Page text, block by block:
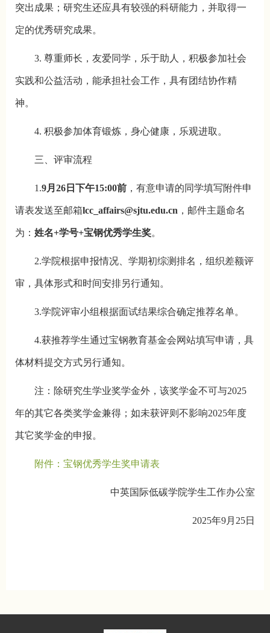
突出成果；研究生还应具有较强的科研能力，并取得一
定的优秀研究成果。
3. 尊重师长，友爱同学，乐于助人，积极参加社会
实践和公益活动，能承担社会工作，具有团结协作精
神。
4. 积极参加体育锻炼，身心健康，乐观进取。
三、评审流程
1.9月26日下午15:00前 ，有意申请的同学填写附件申
请表发送至邮箱lcc_affairs@sjtu.edu.cn ，邮件主题命名
为： 姓名+学号+宝钢优秀学生奖。
2.学院根据申报情况、学期初综测排名，组织差额评
审，具体形式和时间安排另行通知。
3.学院评审小组根据面试结果综合确定推荐名单。
4.获推荐学生通过宝钢教育基金会网站填写申请，具
体材料提交方式另行通知。
注：除研究生学业奖学金外，该奖学金不可与2025
年的其它各类奖学金兼得；如未获评则不影响2025年度
其它奖学金的申报。
附件：宝钢优秀学生奖申请表
中英国际低碳学院学生工作办公室
2025年9月25日